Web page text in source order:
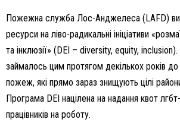
Пожежна служба Лос-Анджелеса (LAFD)
ресурси на ліво-радикальні ініціативи
та інклюзії» (DEI – diversity, equity,
займалось цим протягом декількох років
пожеж, які прямо зараз знищують цілі
Програма DEI націлена на надання квот
працівників на роботу.